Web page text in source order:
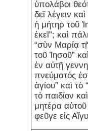
ὑπολάβοι
δεῖ λέγειν
ἡ μήτηρ τοῦ
ἐκεῖ”; καὶ
“σὺν Μαρίᾳ
τοῦ Ἰησοῦ”
ἐν αὐτῇ
πνεύματός
ἁγίου” καὶ τὸ
τὸ παιδίον
μητέρα αὐτοῦ
φεῦγε εἰς